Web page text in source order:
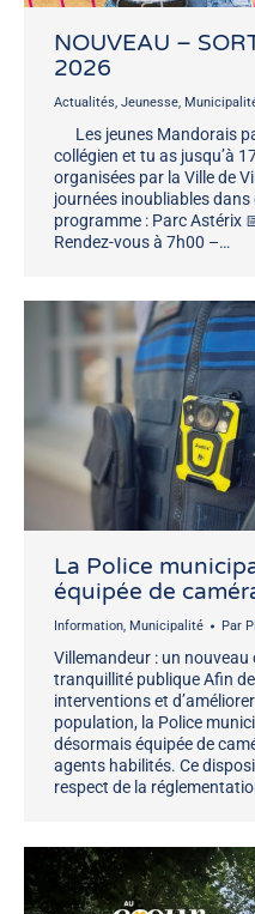
NOUVEAU –
2026
Actualités, Jeunesse,
Les jeunes Mandorais
collégien et tu as jusqu’à
organisées par la Ville de
journées inoubliables
programme : Parc Astérix
Rendez-vous à 7h00 –…
La Police
équipée de
Information, Municipalité Par
Villemandeur : un
tranquillité publique Afin
interventions et
population, la Police
désormais équipée de
agents habilités. Ce
respect de la